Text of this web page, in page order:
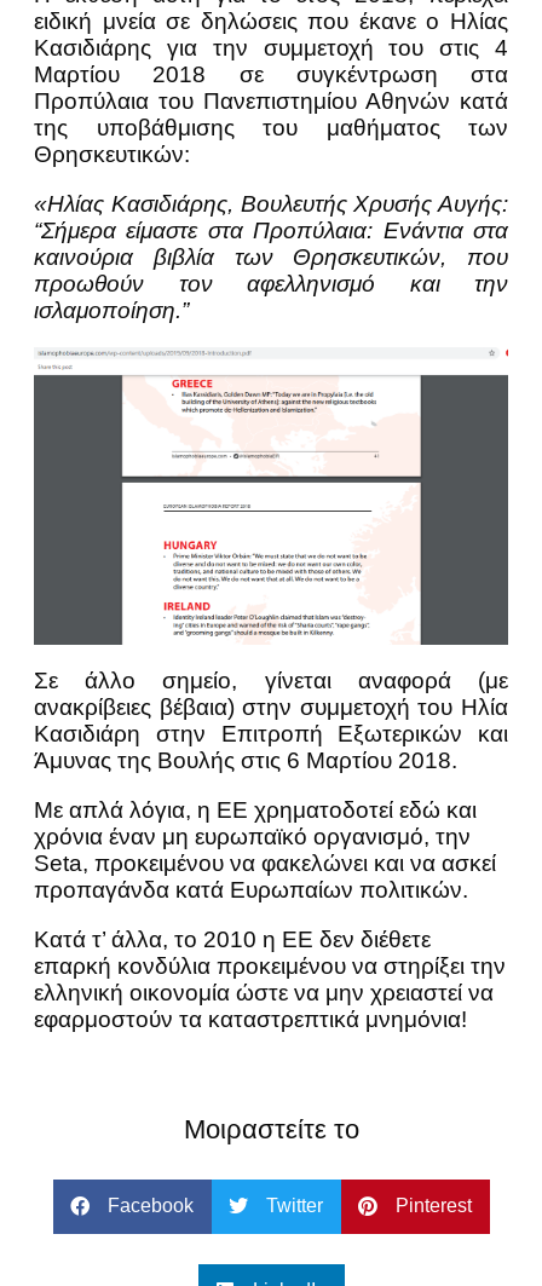
ειδική μνεία σε δηλώσεις που έκανε ο Ηλίας
Κασιδιάρης για την συμμετοχή του στις 4
Μαρτίου 2018 σε συγκέντρωση στα
Προπύλαια του Πανεπιστημίου Αθηνών κατά
της υποβάθμισης του μαθήματος των
Θρησκευτικών:
«Ηλίας Κασιδιάρης, Βουλευτής Χρυσής Αυγής:
“Σήμερα είμαστε στα Προπύλαια: Ενάντια στα
καινούρια βιβλία των Θρησκευτικών, που
προωθούν τον αφελληνισμό και την
ισλαμοποίηση.”
Σε άλλο σημείο, γίνεται αναφορά (με
ανακρίβειες βέβαια) στην συμμετοχή του Ηλία
Κασιδιάρη στην Επιτροπή Εξωτερικών και
Άμυνας της Βουλής στις 6 Μαρτίου 2018.
Με απλά λόγια, η ΕΕ χρηματοδοτεί εδώ και
χρόνια έναν μη ευρωπαϊκό οργανισμό, την
Seta, προκειμένου να φακελώνει και να ασκεί
προπαγάνδα κατά Ευρωπαίων πολιτικών.
Κατά τ’ άλλα, το 2010 η ΕΕ δεν διέθετε
επαρκή κονδύλια προκειμένου να στηρίξει την
ελληνική οικονομία ώστε να μην χρειαστεί να
εφαρμοστούν τα καταστρεπτικά μνημόνια!
Μοιραστείτε το
Facebook Twitter Pinterest